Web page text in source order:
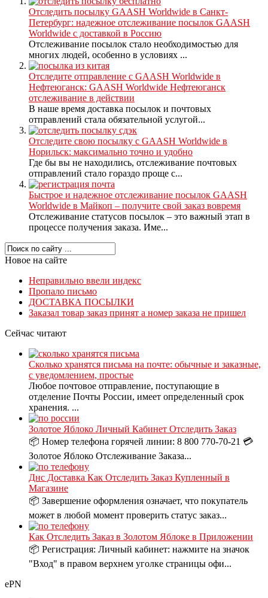
Отследить посылку GAASH Worldwide в Санкт-
Петербург: надежное отслеживание посылок GAASH
Worldwide с доставкой в Россию
Отслеживание посылок стало необходимостью для
многих людей, особенно в условиях ...
Отследите отправление с GAASH Worldwide в
Нефтеюганск: GAASH Worldwide Нефтеюганск
отслеживание в действии
В наше время доставка посылок и почтовых
отправлений стала обязательной услугой...
Отследите свою посылку с GAASH Worldwide в
Норильск: максимально точно и удобно
Где бы вы не находились, отслеживание почтовых
отправлений стало гораздо проще с...
Быстрое и надежное отслеживание посылок GAASH
Worldwide в Майкоп – получите свой заказ вовремя
Отслеживание статусов посылок – это важный этап в
процессе получения заказа. Име...
Новое на сайте
Неправильно ввели индекс
Пропало письмо
ДОСТАВКА ПОСЫЛКИ
Заказал товар заказ принят а номер заказа не пришел
Сейчас читают
Сколько хранятся письма на почте: обычные и заказные,
с уведомлением, простые
Любое почтовое отправление, поступающие в
отделение Почты России, имеет определенный срок
хранения. ...
Золотое Яблоко Личный Кабинет Отследить Заказ
📦 Номер телефона горячей линии: 8 800 770-70-21 💳
Золотое Яблоко Отслеживание Заказа...
Днс Доставка Как Отследить Заказ Купленный в
Магазине
📦 Завершение оформления означает, что покупатель
может в любой момент проверить статус заказ...
Как Отследить Заказ в Золотом Яблоке в Приложении
📦 Регистрация: Личный кабинет: нажмите на значок
"Вход" в правом верхнем уголке страницы офи...
ePN